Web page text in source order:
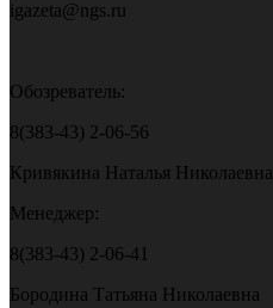
igazeta@ngs.ru
Обозреватель:
8(383-43) 2-06-56
Кривякина Наталья Николаевна
Менеджер:
8(383-43) 2-06-41
Бородина Татьяна Николаевна